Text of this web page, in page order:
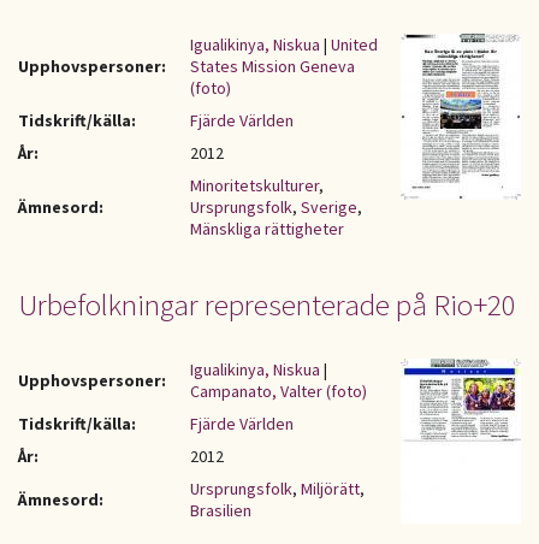
Upphovspersoner:
Igualikinya, Niskua | United
States Mission Geneva
(foto)
Tidskrift/källa:
Fjärde Världen
År:
2012
Ämnesord:
Minoritetskulturer,
Ursprungsfolk, Sverige,
Mänskliga rättigheter
Urbefolkningar representerade på Rio+20
Upphovspersoner: Igualikinya, Niskua |
Campanato, Valter (foto)
Tidskrift/källa:
Fjärde Världen
År:
2012
Ämnesord:
Ursprungsfolk, Miljörätt,
Brasilien